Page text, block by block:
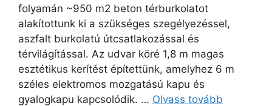
folyamán ~950 m2 beton térburkolatot
alakítottunk ki a szükséges szegélyezéssel,
aszfalt burkolatú útcsatlakozással és
térvilágítással. Az udvar köré 1,8 m magas
esztétikus kerítést építettünk, amelyhez 6 m
széles elektromos mozgatású kapu és
gyalogkapu kapcsolódik. … Olvass tovább